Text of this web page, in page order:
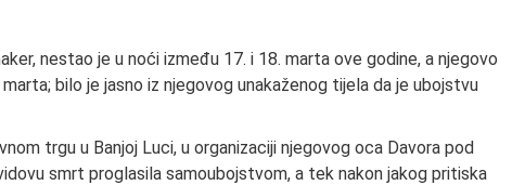
nestao je u noći između 17. i 18. marta ove godine, a njegovo
bilo je jasno iz njegovog unakaženog tijela da je ubojstvu
trgu u Banjoj Luci, u organizaciji njegovog oca Davora pod
smrt proglasila samoubojstvom, a tek nakon jakog pritiska